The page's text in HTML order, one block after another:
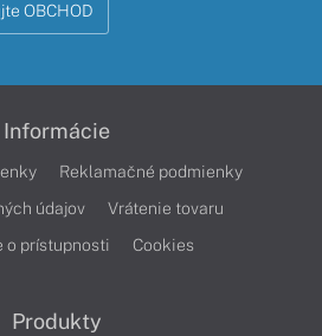
OBCHOD
Informácie
Reklamačné podmienky
údajov
Vrátenie tovaru
o prístupnosti
Cookies
Produkty